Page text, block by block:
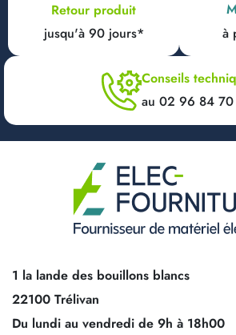
Retour produit
jusqu'à 90 jours*
à
Conseils
au 02 96 84
1 la lande des bouillons blancs
22100 Trélivan
Du lundi au vendredi de 9h à 18h00